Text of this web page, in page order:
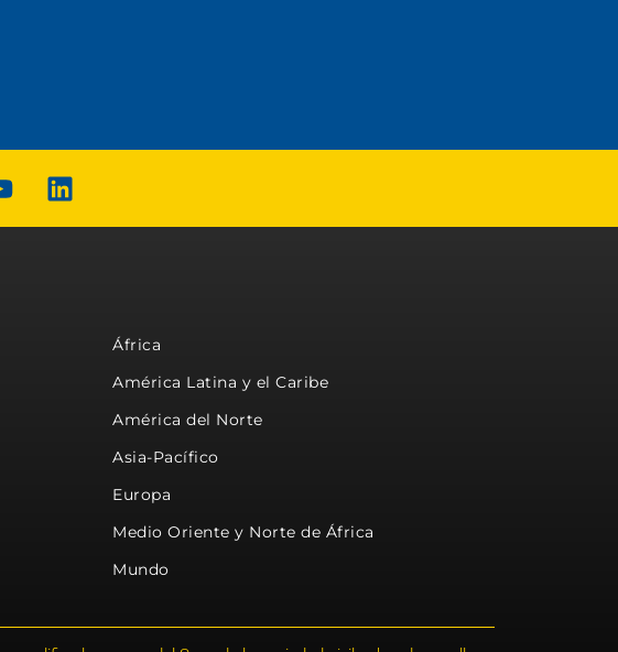
África
América Latina y el Caribe
América del Norte
Asia-Pacífico
Europa
Medio Oriente y Norte de África
Mundo